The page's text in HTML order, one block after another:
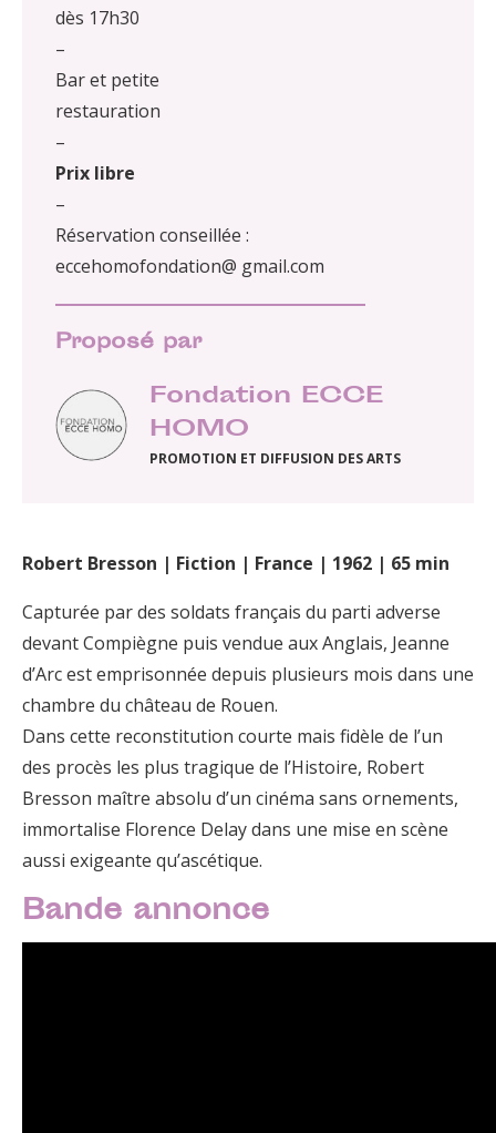
dès 17h30
–
Bar et petite
restauration
–
Prix libre
–
Réservation conseillée :
eccehomofondation@ gmail.com
Proposé par
Fondation ECCE
HOMO
PROMOTION ET DIFFUSION DES ARTS
Robert Bresson | Fiction | France | 1962 | 65 min
Capturée par des soldats français du parti adverse
devant Compiègne puis vendue aux Anglais, Jeanne
d’Arc est emprisonnée depuis plusieurs mois dans une
chambre du château de Rouen.
Dans cette reconstitution courte mais fidèle de l’un
des procès les plus tragique de l’Histoire, Robert
Bresson maître absolu d’un cinéma sans ornements,
immortalise Florence Delay dans une mise en scène
aussi exigeante qu’ascétique.
Bande annonce